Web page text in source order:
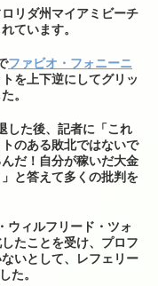
リダ州マイアミビーチ
ています。
ファビオ・フォニーニ
を上下逆にしてグリッ
。
した後、記者に「これ
のある敗北ではないで
だ！自分が稼いだ大金
と答えて多くの批判を
ウィルフリード・ツォ
たことを受け、プロフ
いとして、レフェリー
た。